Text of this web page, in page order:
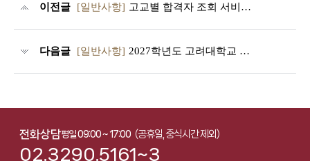
이전글 [일반사항] 고교별 합격자 조회 서비스 사용 안내
다음글 [일반사항] 2027학년도 고려대학교 입학전형시행계획(2026.07. 수정)
전화상담평일 09:00 ~ 17:00 (공휴일, 중식시간 제외)
02.3290.5161~3